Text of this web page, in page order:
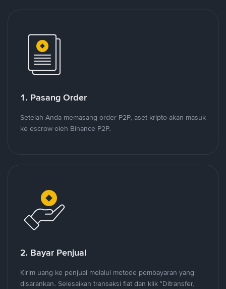
1. Pasang Order
Setelah Anda memasang order P2P, aset kripto akan masuk
ke escrow oleh Binance P2P.
2. Bayar Penjual
Kirim uang ke penjual melalui metode pembayaran yang
disarankan. Selesaikan transaksi fiat dan klik "Ditransfer,